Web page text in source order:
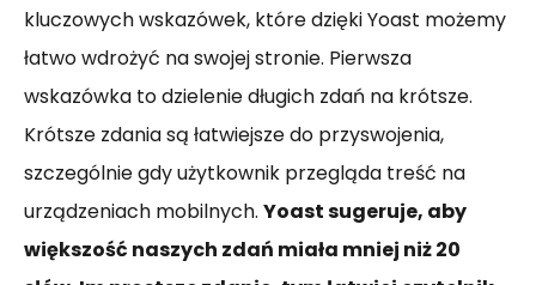
kluczowych wskazówek, które dzięki Yoast możemy
łatwo wdrożyć na swojej stronie. Pierwsza
wskazówka to dzielenie długich zdań na krótsze.
Krótsze zdania są łatwiejsze do przyswojenia,
szczególnie gdy użytkownik przegląda treść na
urządzeniach mobilnych. Yoast sugeruje, aby
większość naszych zdań miała mniej niż 20